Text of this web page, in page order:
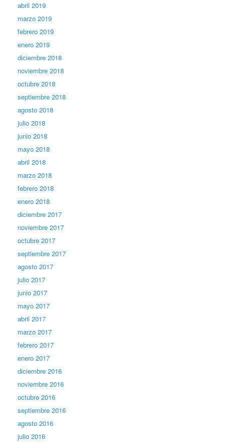
abril 2019
marzo 2019
febrero 2019
enero 2019
diciembre 2018
noviembre 2018
octubre 2018
septiembre 2018
agosto 2018
julio 2018
junio 2018
mayo 2018
abril 2018
marzo 2018
febrero 2018
enero 2018
diciembre 2017
noviembre 2017
octubre 2017
septiembre 2017
agosto 2017
julio 2017
junio 2017
mayo 2017
abril 2017
marzo 2017
febrero 2017
enero 2017
diciembre 2016
noviembre 2016
octubre 2016
septiembre 2016
agosto 2016
julio 2016